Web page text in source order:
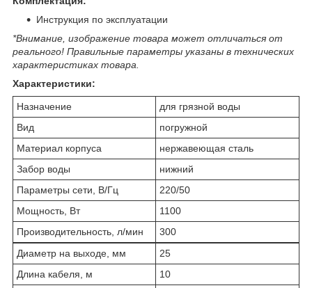
Инструкция по эксплуатации
*Внимание, изображение товара может отличаться от
реального! Правильные параметры указаны в технических
характеристиках товара.
Характеристики:
Назначение
для грязной воды
Вид
погружной
Материал корпуса
нержавеющая сталь
Забор воды
нижний
Параметры сети, В/Гц
220/50
Мощность, Вт
1100
Производительность, л/мин
300
Диаметр на выходе, мм
25
Длина кабеля, м
10